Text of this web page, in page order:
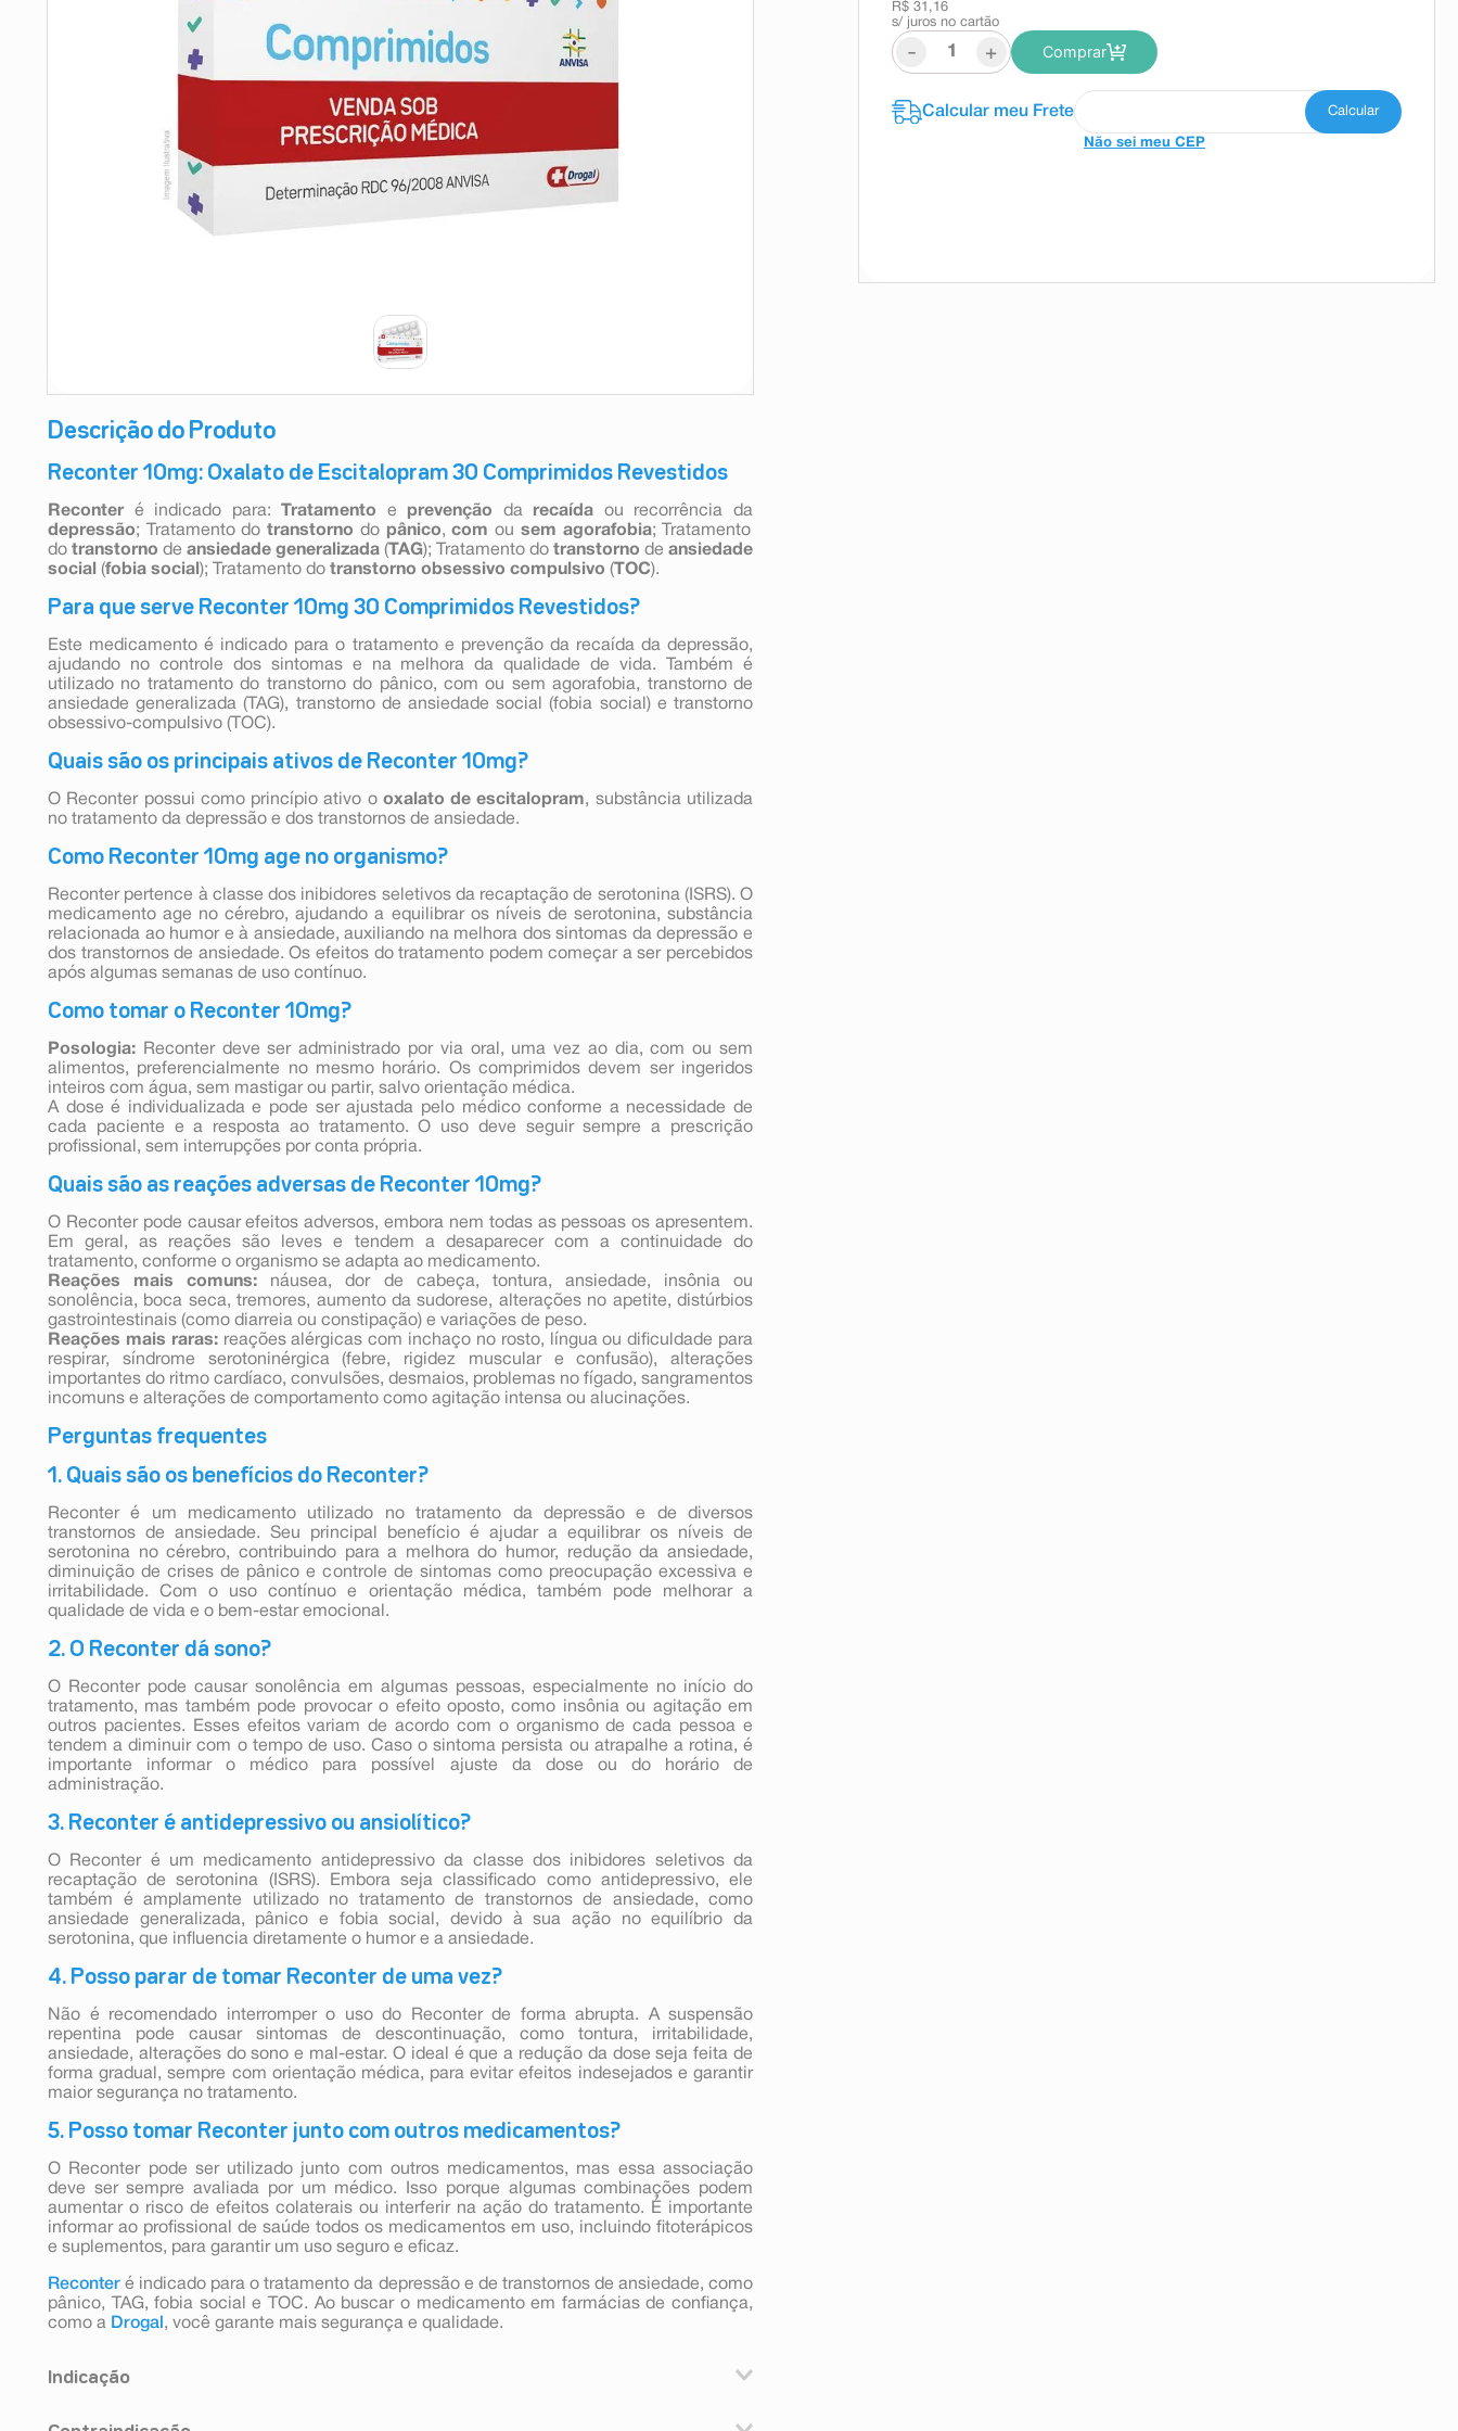
Descrição do Produto
Reconter 10mg: Oxalato de Escitalopram 30 Comprimidos Revestidos
Reconter é indicado para:Tratamento e prevenção da recaída ou recorrência
da
depressão; Tratamento do transtorno dopânico,com ou sem agorafobia; Tratamento
do transtorno de ansiedade generalizada (TAG); Tratamento do transtorno de ansiedade
social (fobia social ); Tratamento do transtorno obsessivo compulsivo (TOC).
Para que serve Reconter 10mg 30 Comprimidos Revestidos?
Este medicamento é indicado para o tratamento e prevenção da recaída da depressão,
ajudando no controle dos sintomas e na melhora da qualidade de vida. Também é
utilizado no tratamento do transtorno do pânico, com ou sem agorafobia, transtorno de
ansiedade generalizada (TAG), transtorno de ansiedade social (fobia social) e transtorno
obsessivo-compulsivo (TOC).
Quais são os principais ativos de Reconter 10mg?
O Reconter possui como princípio ativo o oxalato de escitalopram, substância utilizada
no tratamento da depressão e dos transtornos de ansiedade.
Como Reconter 10mg age no organismo?
Reconter pertence à classe dos inibidores seletivos da recaptação de serotonina (ISRS). O
medicamento age no cérebro, ajudando a equilibrar os níveis de serotonina, substância
relacionada ao humor e à ansiedade, auxiliando na melhora dos sintomas da depressão e
dos transtornos de ansiedade. Os efeitos do tratamento podem começar a ser percebidos
após algumas semanas de uso contínuo.
Como tomar o Reconter 10mg?
Posologia: Reconter deve ser administrado por via oral, uma vez ao dia, com ou sem
alimentos, preferencialmente no mesmo horário. Os comprimidos devem ser ingeridos
inteiros com água, sem mastigar ou partir, salvo orientação médica.
A dose é individualizada e pode ser ajustada pelo médico conforme a necessidade de
cada paciente e a resposta ao tratamento. O uso deve seguir sempre a prescrição
profissional, sem interrupções por conta própria.
Quais são as reações adversas de Reconter 10mg?
O Reconter pode causar efeitos adversos, embora nem todas as pessoas os apresentem.
Em geral, as reações são leves e tendem a desaparecer com a continuidade do
tratamento, conforme o organismo se adapta ao medicamento.
Reações mais comuns: náusea, dor de cabeça, tontura, ansiedade, insônia ou
sonolência, boca seca, tremores, aumento da sudorese, alterações no apetite, distúrbios
gastrointestinais (como diarreia ou constipação) e variações de peso.
Reações mais raras:reações alérgicas com inchaço no rosto, língua ou dificuldade para
respirar, síndrome serotoninérgica (febre, rigidez muscular e confusão), alterações
importantes do ritmo cardíaco, convulsões, desmaios, problemas no fígado, sangramentos
incomuns e alterações de comportamento como agitação intensa ou alucinações.
Perguntas frequentes
1. Quais são os benefícios do Reconter?
Reconter é um medicamento utilizado no tratamento da depressão e de diversos
transtornos de ansiedade. Seu principal benefício é ajudar a equilibrar os níveis de
serotonina no cérebro, contribuindo para a melhora do humor, redução da ansiedade,
diminuição de crises de pânico e controle de sintomas como preocupação excessiva e
irritabilidade. Com o uso contínuo e orientação médica, também pode melhorar a
qualidade de vida e o bem-estar emocional.
2. O Reconter dá sono?
O Reconter pode causar sonolência em algumas pessoas, especialmente no início do
tratamento, mas também pode provocar o efeito oposto, como insônia ou agitação em
outros pacientes. Esses efeitos variam de acordo com o organismo de cada pessoa e
tendem a diminuir com o tempo de uso. Caso o sintoma persista ou atrapalhe a rotina, é
importante informar o médico para possível ajuste da dose ou do horário de
administração.
3. Reconter é antidepressivo ou ansiolítico?
O Reconter é um medicamento antidepressivo da classe dos inibidores seletivos da
recaptação de serotonina (ISRS). Embora seja classificado como antidepressivo, ele
também é amplamente utilizado no tratamento de transtornos de ansiedade, como
ansiedade generalizada, pânico e fobia social, devido à sua ação no equilíbrio da
serotonina, que influencia diretamente o humor e a ansiedade.
4. Posso parar de tomar Reconter de uma vez?
Não é recomendado interromper o uso do Reconter de forma abrupta. A suspensão
repentina pode causar sintomas de descontinuação, como tontura, irritabilidade,
ansiedade, alterações do sono e mal-estar. O ideal é que a redução da dose seja feita de
forma gradual, sempre com orientação médica, para evitar efeitos indesejados e garantir
maior segurança no tratamento.
5. Posso tomar Reconter junto com outros medicamentos?
O Reconter pode ser utilizado junto com outros medicamentos, mas essa associação
deve ser sempre avaliada por um médico. Isso porque algumas combinações podem
aumentar o risco de efeitos colaterais ou interferir na ação do tratamento. É importante
informar ao profissional de saúde todos os medicamentos em uso, incluindo fitoterápicos
e suplementos, para garantir um uso seguro e eficaz.
Reconter é indicado para o tratamento da depressão e de transtornos de ansiedade, como
pânico, TAG, fobia social e TOC. Ao buscar o medicamento em farmácias de confiança,
como a Drogal , você garante mais segurança e qualidade.
Indicação
R$ 31,16
s/ juros no cartão
- + Comprar
Não sei meu CEP
teste gravidez
10ºesmalte